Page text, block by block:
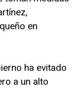
en
ha evitado
a un alto